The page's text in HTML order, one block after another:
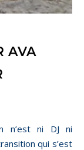
AVA
n’est ni DJ ni
qui s’est